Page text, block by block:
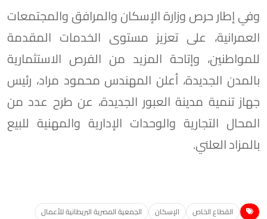
وفي إطار حرص وزارة الإسكان والمرافق والمجتمعات
العمرانية، على تعزيز مستوى الخدمات المقدمة
للمواطنين، وإتاحة المزيد من الفرص الاستثمارية
بالمدن الجديدة، أعلن المهندس محمود مراد، رئيس
جهاز تنمية مدينة العبور الجديدة، عن طرح عدد من
المحال التجارية والوحدات الإدارية والمهنية للبيع
بالمزاد العلني.
القطاع الخاص الإسكان
الجمعية المصرية البريطانية للأعمال